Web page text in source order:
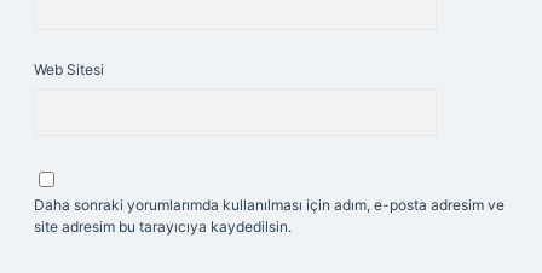
Web Sitesi
Daha sonraki yorumlarımda kullanılması için adım, e-posta adresim ve
site adresim bu tarayıcıya kaydedilsin.